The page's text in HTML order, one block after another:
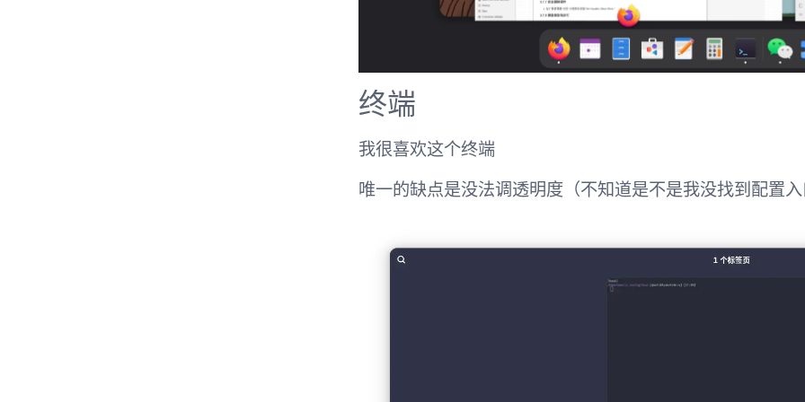
终端
我很喜欢这个终端
唯一的缺点是没法调透明度（不知道是不是我没找到配置